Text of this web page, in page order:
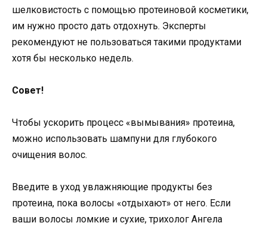
шелковистость с помощью протеиновой косметики,
им нужно просто дать отдохнуть. Эксперты
рекомендуют не пользоваться такими продуктами
хотя бы несколько недель.
Совет!
Чтобы ускорить процесс «вымывания» протеина,
можно использовать шампуни для глубокого
очищения волос.
Введите в уход увлажняющие продукты без
протеина, пока волосы «отдыхают» от него. Если
ваши волосы ломкие и сухие, трихолог Ангела